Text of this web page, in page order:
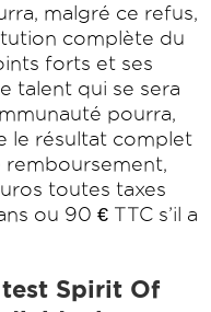
malgré ce refus,
complète du
forts et ses
talent qui se sera
pourra,
le résultat complet
remboursement,
toutes taxes
ou 90 € TTC s’il a
Spirit Of